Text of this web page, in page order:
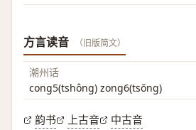
方言读音 （旧版简文）
潮州话
cong5(tshông) zong6(tsŏng)
韵书 上古音 中古音